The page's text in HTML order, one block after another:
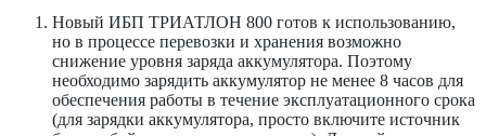
Новый ИБП ТРИАТЛОН 800 готов к использованию,
но в процессе перевозки и хранения возможно
снижение уровня заряда аккумулятора. Поэтому
необходимо зарядить аккумулятор не менее 8 часов для
обеспечения работы в течение эксплуатационного срока
(для зарядки аккумулятора, просто включите источник